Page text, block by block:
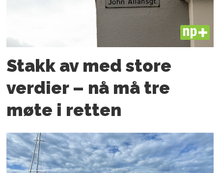
PLUS
Stakk av med store
verdier – nå må tre
møte i retten